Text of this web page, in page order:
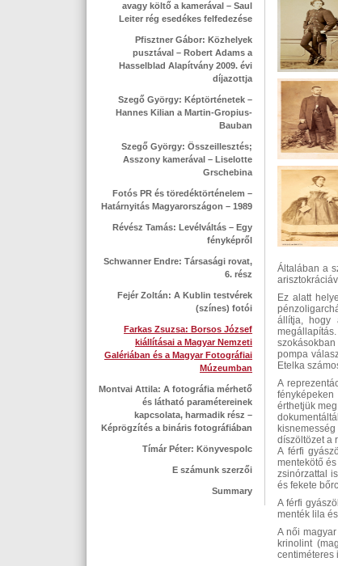
avagy költő a kamerával – Saul
Leiter rég esedékes felfedezése
Pfisztner Gábor: Közhelyek
pusztával – Robert Adams a
Hasselblad Alapítvány 2009. évi
díjazottja
Szegő György: Képtörténetek –
Hannes Kilian a Martin-Gropius-
Bauban
Szegő György: Összeillesztés;
Asszony kamerával – Liselotte
Grschebina
Fotós PR és töredéktörténelem –
Határnyitás Magyarországon – 1989
Révész Tamás: Levélváltás – Egy
fényképről
Schwanner Endre: Társasági rovat,
6. rész
Fejér Zoltán: A Kublin testvérek
(színes) fotói
Farkas Zsuzsa: Borsos József
kiállításai a Magyar Nemzeti
Galériában és a Magyar Fotográfiai
Múzeumban
Montvai Attila: A fotográfia mérhető
és látható paramétereinek
kapcsolata, harmadik rész –
Képrögzítés a bináris fotográfiában
Tímár Péter: Könyvespolc
E számunk szerzői
Summary
Általában a
Ez alatt
állítja, hogy
pompa
Etelka
A
érthetjük
díszöltözet a
A férfi
mentekötő
zsinórzattal
és fekete
A férfi
menték lila
A női
krinolint
centiméteres